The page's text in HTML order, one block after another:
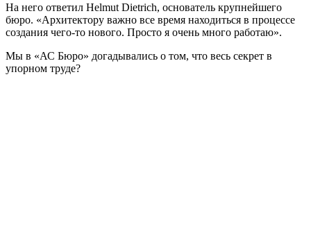
На него ответил Helmut Dietrich, основатель крупнейшего
бюро. «Архитектору важно все время находиться в процессе
создания чего-то нового. Просто я очень много работаю».
Мы в «АС Бюро» догадывались о том, что весь секрет в
упорном труде?